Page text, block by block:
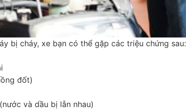
bị cháy, xe bạn có thể gặp các triệu chứng sau:
đốt)
và dầu bị lẫn nhau)